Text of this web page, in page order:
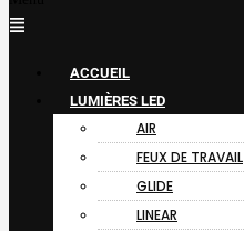
ACCUEIL
LUMIÈRES LED
AIR
FEUX DE TRAVAIL
GLIDE
LINEAR